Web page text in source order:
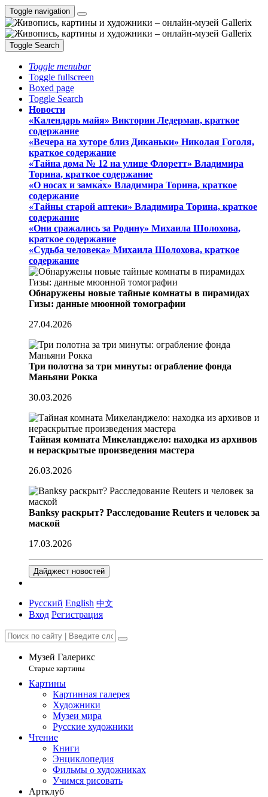
Toggle navigation
Toggle Search
Toggle menubar
Toggle fullscreen
Boxed page
Toggle Search
Новости
«Календарь майя» Виктории Ледерман, краткое
содержание
«Вечера на хуторе близ Диканьки» Николая Гоголя,
краткое содержание
«Тайна дома № 12 на улице Флоретт» Владимира
Торина, краткое содержание
«О носах и замка́х» Владимира Торина, краткое
содержание
«Тайны старой аптеки» Владимира Торина, краткое
содержание
«Они сражались за Родину» Михаила Шолохова,
краткое содержание
«Судьба человека» Михаила Шолохова, краткое
содержание
Обнаружены новые тайные комнаты в пирамидах
Гизы: данные мюонной томографии
27.04.2026
Три полотна за три минуты: ограбление фонда
Маньяни Рокка
30.03.2026
Тайная комната Микеланджело: находка из архивов
и нераскрытые произведения мастера
26.03.2026
Banksy раскрыт? Расследование Reuters и человек за
маской
17.03.2026
Дайджест новостей
Русский English 中文
Вход Регистрация
Музей Галерикс
Старые картины
Картины
Картинная галерея
Художники
Музеи мира
Русские художники
Чтение
Книги
Энциклопедия
Фильмы о художниках
Учимся рисовать
Артклуб